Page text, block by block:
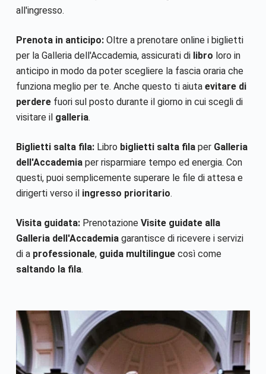
all'ingresso.
Prenota in anticipo: Oltre a prenotare online i biglietti
per la Galleria dell'Accademia, assicurati di libro loro in
anticipo in modo da poter scegliere la fascia oraria che
funziona meglio per te. Anche questo ti aiuta evitare di
perderefuori sul posto durante il giorno in cui scegli di
visitare il galleria.
Biglietti salta fila:Libro biglietti salta fila perGalleria
dell'Accademiaper risparmiare tempo ed energia. Con
questi, puoi semplicemente superare le file di attesa e
dirigerti verso il ingresso prioritario.
Visita guidata:Prenotazione Visite guidate alla
Galleria dell'Accademiagarantisce di ricevere i servizi
di a professionale, guida multilinguecosì come
saltando la fila.